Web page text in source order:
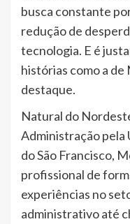
busca constante
redução de
tecnologia. E é
histórias como a de
destaque.
Natural do
Administração pela
do São Francisco,
profissional de
experiências no
administrativo até